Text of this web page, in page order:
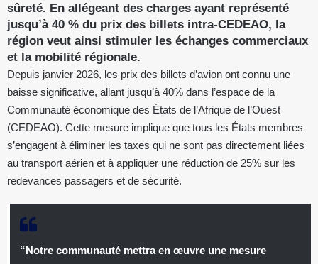
sûreté. En allégeant des charges ayant représenté
jusqu’à 40 % du prix des billets intra-CEDEAO, la
région veut ainsi stimuler les échanges commerciaux
et la mobilité régionale.
Depuis janvier 2026, les prix des billets d’avion ont connu une
baisse significative, allant jusqu’à 40% dans l’espace de la
Communauté économique des États de l’Afrique de l’Ouest
(CEDEAO). Cette mesure implique que tous les États membres
s’engagent à éliminer les taxes qui ne sont pas directement liées
au transport aérien et à appliquer une réduction de 25% sur les
redevances passagers et de sécurité.
“Notre communauté mettra en œuvre une mesure